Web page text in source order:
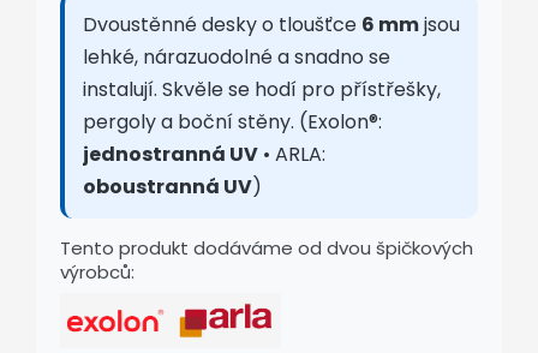
Dvoustěnné desky o tloušťce 6 mmjsou
lehké, nárazuodolné a snadno se
instalují. Skvěle se hodí pro přístřešky,
pergoly a boční stěny. (Exolon®:
jednostranná UV • ARLA:
oboustranná UV)
Tento produkt dodáváme od dvou špičkových
výrobců: